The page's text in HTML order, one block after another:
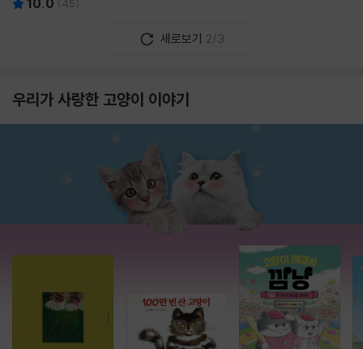
10.0 (45)
새로보기 2/3
우리가 사랑한 고양이 이야기